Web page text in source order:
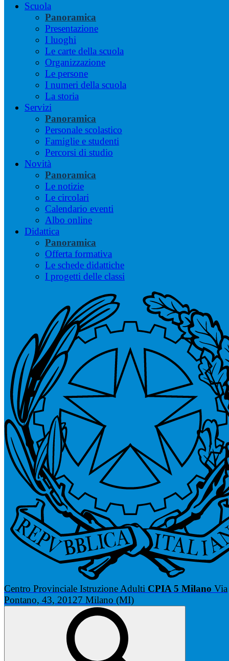
Scuola
Panoramica
Presentazione
I luoghi
Le carte della scuola
Organizzazione
Le persone
I numeri della scuola
La storia
Servizi
Panoramica
Personale scolastico
Famiglie e studenti
Percorsi di studio
Novità
Panoramica
Le notizie
Le circolari
Calendario eventi
Albo online
Didattica
Panoramica
Offerta formativa
Le schede didattiche
I progetti delle classi
Centro Provinciale Istruzione Adulti CPIA 5 Milano Via
Pontano, 43, 20127 Milano (MI)